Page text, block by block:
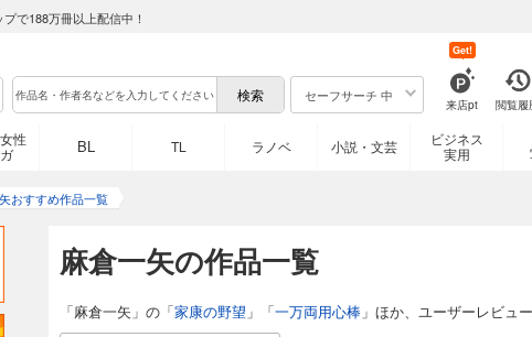
で188万冊以上配信中！
セーフサーチ 中
来店pt
Get!
閲覧履
性
BL TL ラノベ 小説・文芸
ビジネス
実用
おすすめ作品一覧
麻倉一矢の作品一覧
「麻倉一矢」の「家康の野望 」「一万両用心棒 」ほか、ユーザーレビュ